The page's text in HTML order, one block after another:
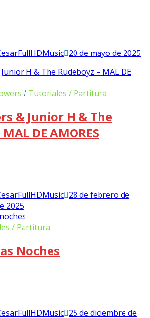
20 de mayo de 2025
/ Tutoriales / Partitura
& Junior H & The
DE AMORES
28 de febrero de
2025
/ Partitura
Noches
25 de diciembre de